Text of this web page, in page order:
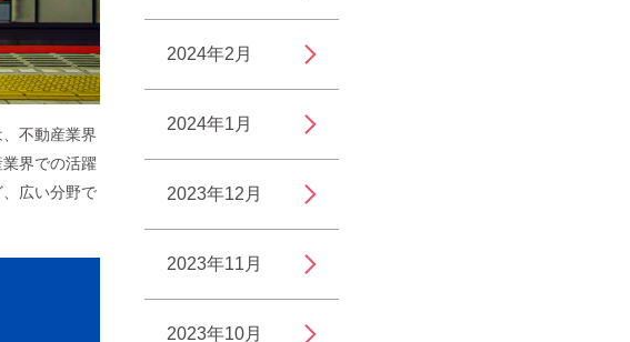
不動産業界
界での活躍
広い分野で
2024年2月
2024年1月
2023年12月
2023年11月
2023年10月